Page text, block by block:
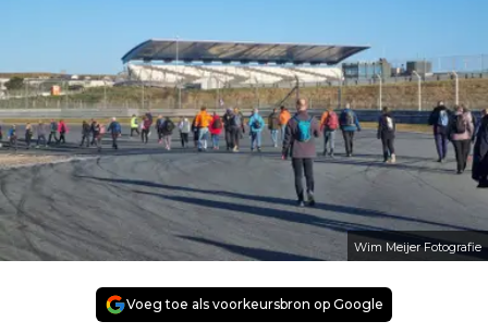
Wim Meijer Fotografie
Voeg toe als voorkeursbron op Google